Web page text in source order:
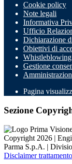
Cookie policy
Note legali
Informativa
Ufficio
Dichiarazione
Obiettivi di
Whistleblowing
Gestione
Pagina
Sezione
Copyright 2026 |
Parma S.p.A. |
Disclaimer